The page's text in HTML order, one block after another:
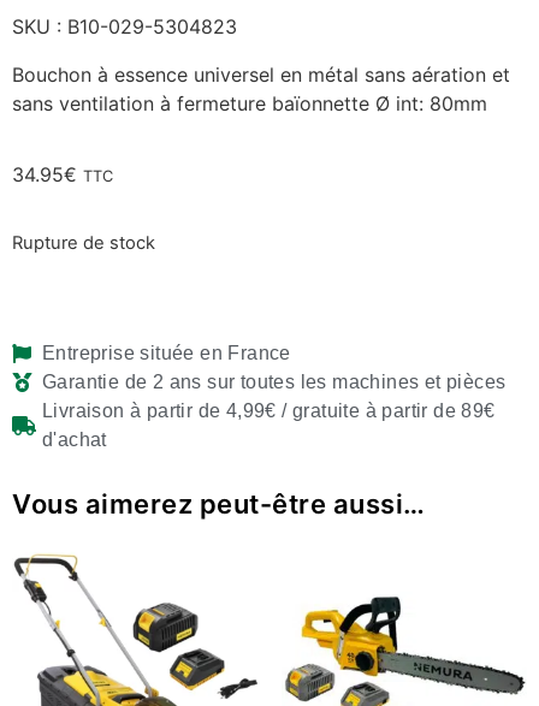
SKU : B10-029-5304823
Bouchon à essence universel en métal sans aération et
sans ventilation à fermeture baïonnette Ø int: 80mm
34.95€ TTC
Rupture de stock
Entreprise située en France
Garantie de 2 ans sur toutes les machines et pièces
Livraison à partir de 4,99€ / gratuite à partir de 89€
d'achat
Vous aimerez peut-être aussi…